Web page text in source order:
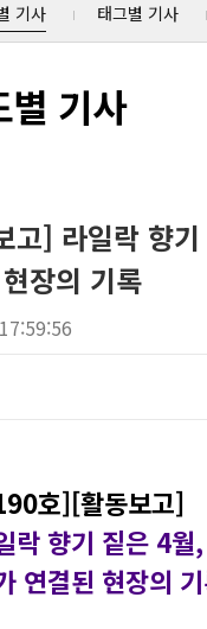
기사 태그별 기사
별 기사
] 라일락 향
장의 기록
호][활동보고]
락 향기 짙은 4월,
연결된 현장의